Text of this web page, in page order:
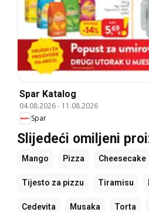
Spar Katalog
04.08.2026- 11.08.2026
Spar
Slijedeći omiljeni
Mango Pizza Cheesecake
Tijesto za pizzu Tiramisu
Cedevita Musaka Torta